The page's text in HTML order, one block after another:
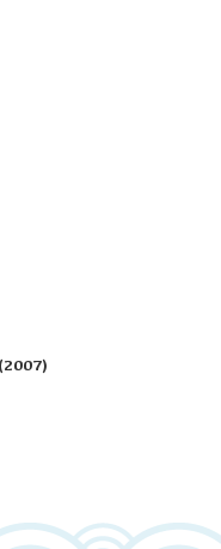
(2007)